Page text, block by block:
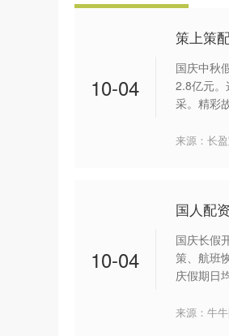
10-04
策上策
国庆中秋
2.8亿元
采。精彩
来源：长
10-04
国人配
国庆长假
策、航班
庆假期日
来源：牛